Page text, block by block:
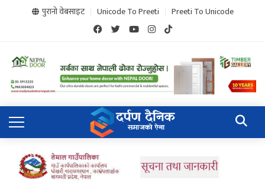
पुरानो वेबसाइट Unicode To Preeti Preeti To Unicode